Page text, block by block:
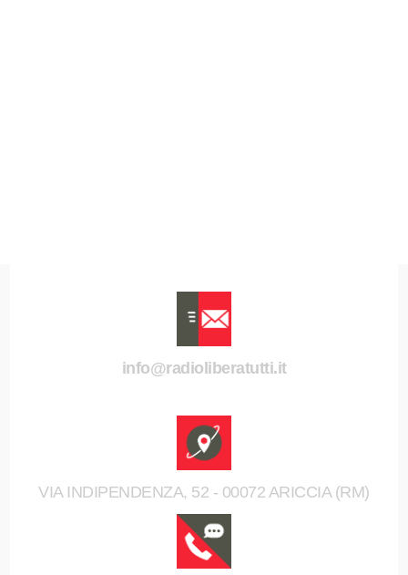
info@radioliberatutti.it
VIA INDIPENDENZA, 52 - 00072 ARICCIA (RM)